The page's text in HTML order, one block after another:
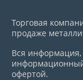
Торговая
продаже
Вся
офертой.